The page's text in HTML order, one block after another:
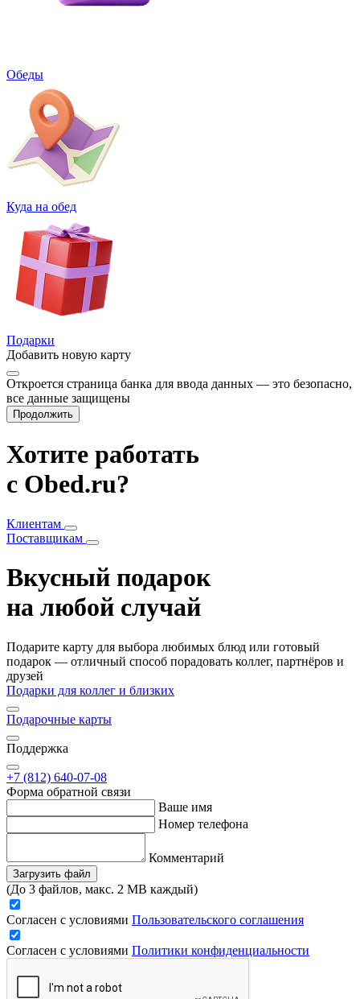
Обеды
Куда на обед
Подарки
Добавить новую карту
Откроется страница банка для ввода данных — это безопасно,
все данные защищены
Продолжить
Хотите работать
с Obed.ru?
Клиентам
Поставщикам
Вкусный подарок
на любой случай
Подарите карту для выбора любимых блюд или готовый
подарок — отличный способ порадовать коллег, партнёров и
друзей
Подарки для коллег и близких
Подарочные карты
Поддержка
+7 (812) 640-07-08
Форма обратной связи
Ваше имя
Номер телефона
Комментарий
Загрузить файл
(До 3 файлов, макс. 2 MB каждый)
Согласен с условиями Пользовательского соглашения
Согласен с условиями Политики конфиденциальности